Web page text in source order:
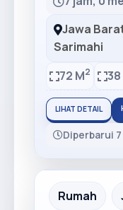
Jawa
Sarimahi
72 M2 38
LIHAT DETAIL
Diperbarui
Rumah